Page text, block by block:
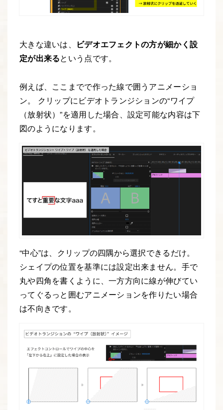
大きな違いは、
ビデオエフェクトの方が細かく設
定が出来るという点です。
例えば、ここまでで作った線で囲うアニメーショ
ン。 クリップにビデオトランジションの“ワイプ
（放射状）”を適用した場合、設定可能な内容は下
図のようになります。
“中心”は、クリップの四隅から選択できるだけ。
シェイプの位置を基準には設定出来ません。手で
丸や四角を書くように、一方方向に線が伸びてい
ってぐるっと囲むアニメーションを作りたい場合
は不向きです。